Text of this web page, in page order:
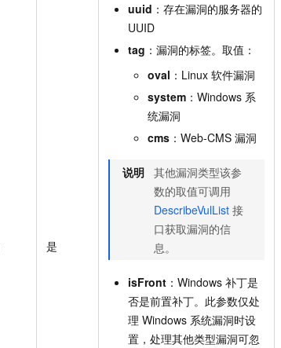
是
uuid ：存在漏洞的服务器的
UUID
tag ：漏洞的标签。取值：
oval ：Linux 软件漏洞
system ：Windows 系
统漏洞
cms ：Web-CMS 漏洞
说明 其他漏洞类型该参
数的取值可调用
DescribeVulList 接
口获取漏洞的信
息。
isFront ：Windows 补丁是
否是前置补丁。此参数仅处
理 Windows 系统漏洞时设
置，处理其他类型漏洞可忽
10分钟微调：让0.6B模型媲美235B模型 多模态数据
超强辅助，